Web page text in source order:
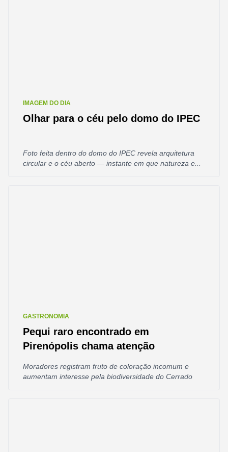
IMAGEM DO DIA
Olhar para o céu pelo domo do IPEC
Foto feita dentro do domo do IPEC revela arquitetura
circular e o céu aberto — instante em que natureza e...
GASTRONOMIA
Pequi raro encontrado em
Pirenópolis chama atenção
Moradores registram fruto de coloração incomum e
aumentam interesse pela biodiversidade do Cerrado